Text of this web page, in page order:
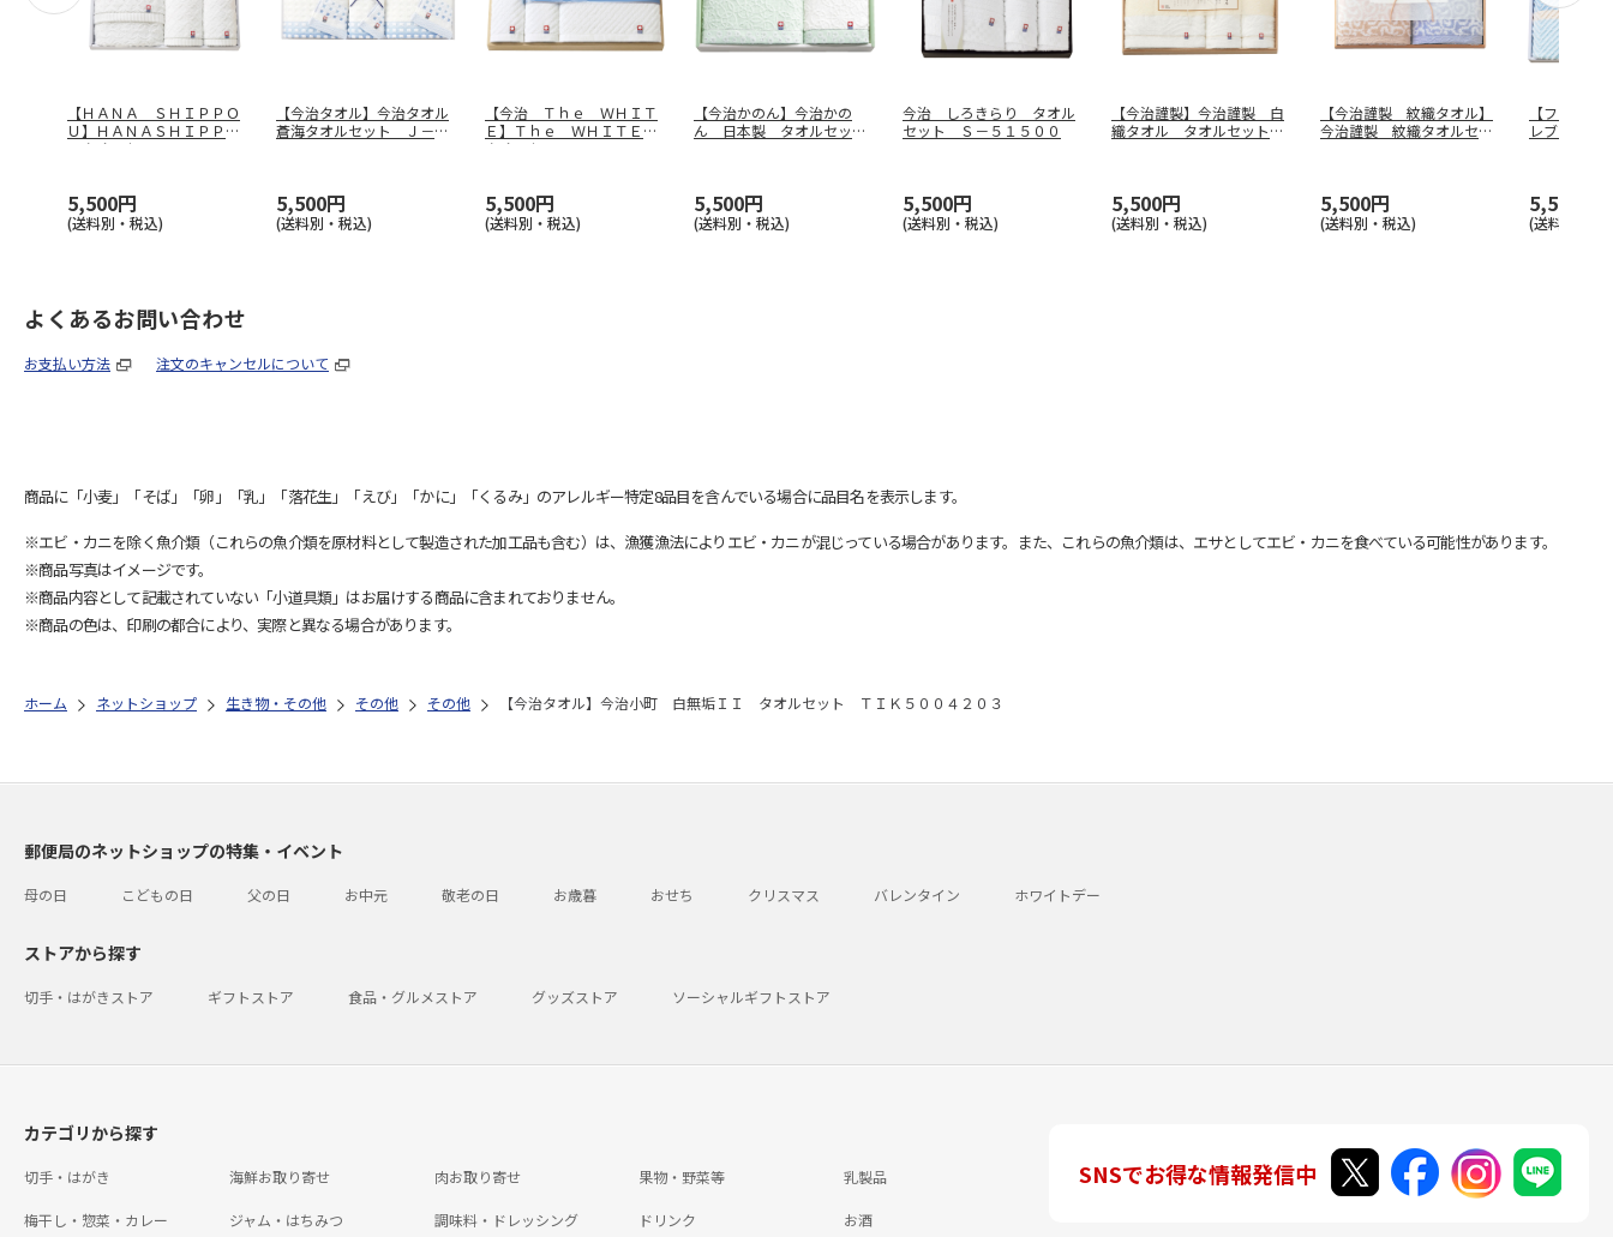
【ＨＡＮＡ ＳＨＩＰＰＯ
Ｕ】ＨＡＮＡＳＨＩＰＰＯ
Ｕタオルセ
5,500円
(送料別・税込)
【今治タオル】今治タオル
蒼海タオルセット Ｊ－４
5,500円
(送料別・税込)
【今治 Ｔｈｅ ＷＨＩＴ
Ｅ】Ｔｈｅ ＷＨＩＴＥ
タオルセッ
5,500円
(送料別・税込)
【今治かのん】今治かの
ん 日本製 タオルセッ
5,500円
(送料別・税込)
今治 しろきらり タオル
セット Ｓ－５１５００
5,500円
(送料別・税込)
【今治謹製】今治謹製 白
織タオル タオルセット
5,500円
(送料別・税込)
【今治謹製 紋織タオル】
今治謹製 紋織タオルセッ
5,500円
(送料別・税込)
【フォレブ
レブランシ
5,500円
(送料別・税
よくあるお問い合わせ
お支払い方法 注文のキャンセルについて
商品に「小麦」「そば」「卵」「乳」「落花生」「えび」「かに」「くるみ」のアレルギー特定8品目を含んでいる場合に品目名を表示します。
※エビ・カニを除く魚介類（これらの魚介類を原材料として製造された加工品も含む）は、漁獲漁法によりエビ・カニが混じっている場合があります。また、これらの魚介類は、エサとしてエビ・カニを食べている可能性があります。
※商品写真はイメージです。
※商品内容として記載されていない「小道具類」はお届けする商品に含まれておりません。
※商品の色は、印刷の都合により、実際と異なる場合があります。
ホーム ネットショップ 生き物・その他 その他 その他 【今治タオル】今治小町 白無垢ＩＩ タオルセット ＴＩＫ５００４２０３
郵便局のネットショップの特集・イベント
母の日 こどもの日 父の日 お中元 敬老の日 お歳暮 おせち クリスマス バレンタイン ホワイトデー
ストアから探す
切手・はがきストア ギフトストア 食品・グルメストア グッズストア ソーシャルギフトストア
カテゴリから探す
切手・はがき 海鮮お取り寄せ 肉お取り寄せ 果物・野菜等 乳製品
梅干し・惣菜・カレー ジャム・はちみつ 調味料・ドレッシング ドリンク お酒
SNSでお得な情報発信中